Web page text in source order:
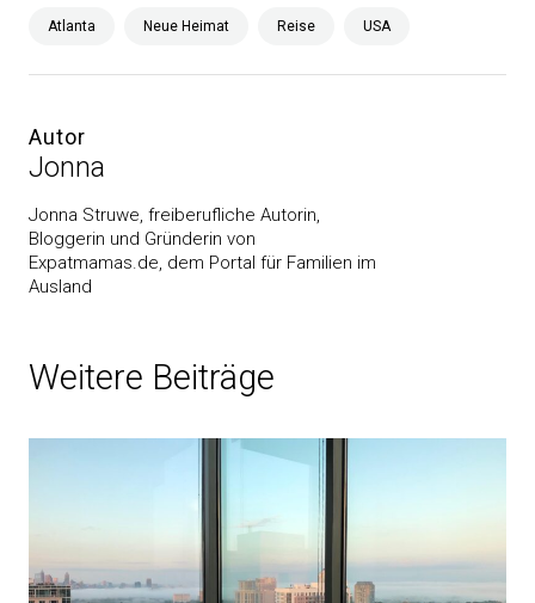
Atlanta Neue Heimat Reise USA
Autor
Jonna
Jonna Struwe, freiberufliche Autorin,
Bloggerin und Gründerin von
Expatmamas.de, dem Portal für Familien im
Ausland
Weitere Beiträge